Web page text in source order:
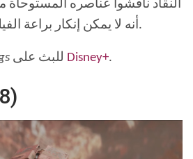
النقاد ناقشوا عناصره المستوحاة من
أنه لا يمكن إنكار براعة الفيلم ومغامرته الإبداعية.
Disney+.